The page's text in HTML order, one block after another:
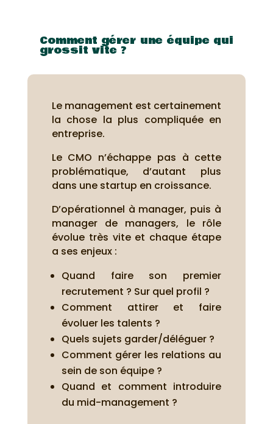
Comment gérer une équipe qui
grossit vite ?
Le management est certainement
la chose la plus compliquée en
entreprise.
Le CMO n’échappe pas à cette
problématique, d’autant plus
dans une startup en croissance.
D’opérationnel à manager, puis à
manager de managers, le rôle
évolue très vite et chaque étape
a ses enjeux :
Quand faire son premier
recrutement ? Sur quel profil ?
Comment attirer et faire
évoluer les talents ?
Quels sujets garder/déléguer ?
Comment gérer les relations au
sein de son équipe ?
Quand et comment introduire
du mid-management ?